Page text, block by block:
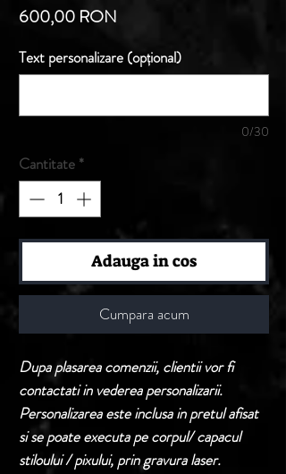
600,00 RON
Text personalizare (opțional)
0/30
Cantitate *
Adauga in cos
Cumpara acum
Dupa plasarea comenzii, clientii vor fi
contactati in vederea personalizarii.
Personalizarea este inclusa in pretul afisat
si se poate executa pe corpul/ capacul
stiloului / pixului, prin gravura laser.